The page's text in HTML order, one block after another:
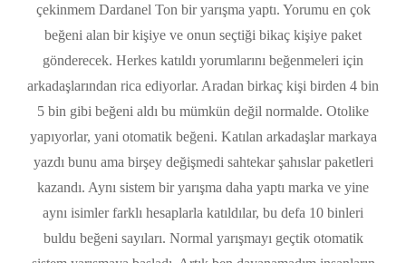
çekinmem Dardanel Ton bir yarışma yaptı. Yorumu en çok
beğeni alan bir kişiye ve onun seçtiği bikaç kişiye paket
gönderecek. Herkes katıldı yorumlarını beğenmeleri için
arkadaşlarından rica ediyorlar. Aradan birkaç kişi birden 4 bin
5 bin gibi beğeni aldı bu mümkün değil normalde. Otolike
yapıyorlar, yani otomatik beğeni. Katılan arkadaşlar markaya
yazdı bunu ama birşey değişmedi sahtekar şahıslar paketleri
kazandı. Aynı sistem bir yarışma daha yaptı marka ve yine
aynı isimler farklı hesaplarla katıldılar, bu defa 10 binleri
buldu beğeni sayıları. Normal yarışmayı geçtik otomatik